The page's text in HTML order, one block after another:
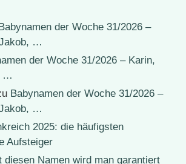
der Woche 31/2026 –
…
der Woche 31/2026 – Karin,
…
Babynamen der Woche 31/2026 –
…
2025: die häufigsten
Aufsteiger
diesen Namen wird man garantiert